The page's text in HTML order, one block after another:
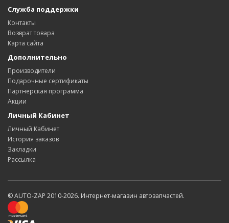
Служба поддержки
Контакты
Возврат товара
Карта сайта
Дополнительно
Производители
Подарочные сертификаты
Партнерская программа
Акции
Личный Кабинет
Личный Кабинет
История заказов
Закладки
Рассылка
© AUTO-ZAP 2010-2026. Интернет-магазин автозапчастей.